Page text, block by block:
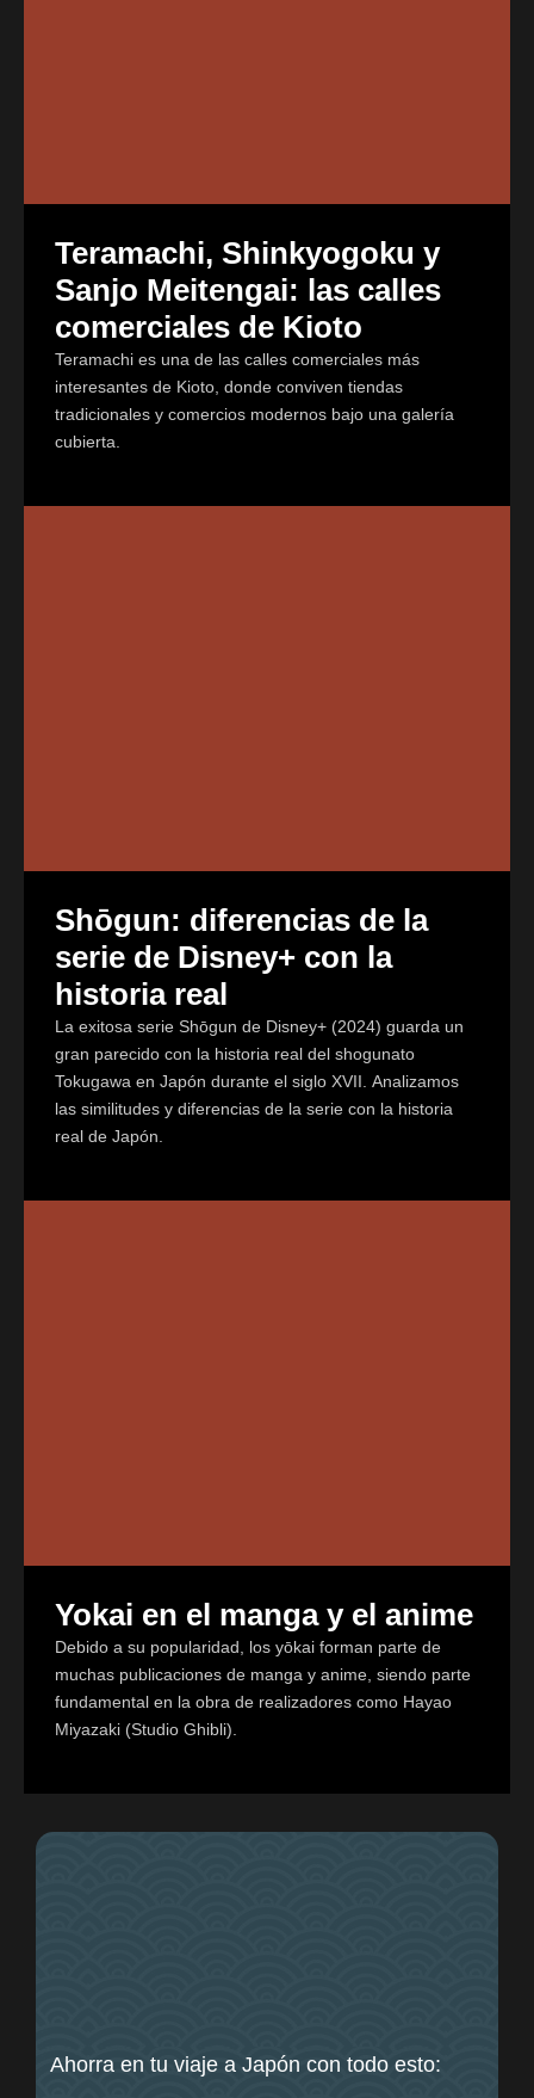
Teramachi, Shinkyogoku y
Sanjo Meitengai: las calles
comerciales de Kioto
Teramachi es una de las calles comerciales más
interesantes de Kioto, donde conviven tiendas
tradicionales y comercios modernos bajo una galería
cubierta.
Shōgun: diferencias de la
serie de Disney+ con la
historia real
La exitosa serie Shōgun de Disney+ (2024) guarda un
gran parecido con la historia real del shogunato
Tokugawa en Japón durante el siglo XVII. Analizamos
las similitudes y diferencias de la serie con la historia
real de Japón.
Yokai en el manga y el anime
Debido a su popularidad, los yōkai forman parte de
muchas publicaciones de manga y anime, siendo parte
fundamental en la obra de realizadores como Hayao
Miyazaki (Studio Ghibli).
Ahorra en tu viaje a Japón con todo esto: